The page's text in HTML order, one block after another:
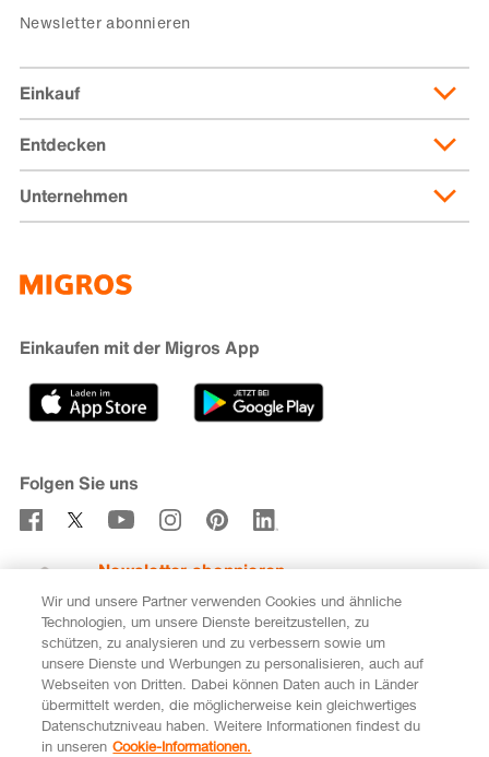
Newsletter abonnieren
Einkauf
Lieferung & Lieferkosten
Lieferpass
Zahlungsmöglichkeiten
Cumulus
Filialfinder
Entdecken
Migusto
iMpuls
Migros Bank
Unternehmen
Nachhaltigkeit
Karriere
Sponsoring
Medien
Verhaltenskodex & Meldestelle
Einkaufen mit der Migros App
Folgen Sie uns
Newsletter abonnieren
Rechtliches Datenschutz
Impressum
Cookie-Einstellungen
FR
Wir und unsere Partner verwenden Cookies und ähnliche
Technologien, um unsere Dienste bereitzustellen, zu
schützen, zu analysieren und zu verbessern sowie um
unsere Dienste und Werbungen zu personalisieren, auch auf
Webseiten von Dritten. Dabei können Daten auch in Länder
übermittelt werden, die möglicherweise kein gleichwertiges
Datenschutzniveau haben. Weitere Informationen findest du
in unseren Cookie-Informationen.